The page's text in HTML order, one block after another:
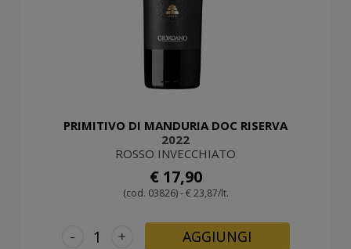
PRIMITIVO DI MANDURIA DOC RISERVA
2022
ROSSO INVECCHIATO
€ 17,90
(cod. 03826) - € 23,87/lt.
+
- AGGIUNGI